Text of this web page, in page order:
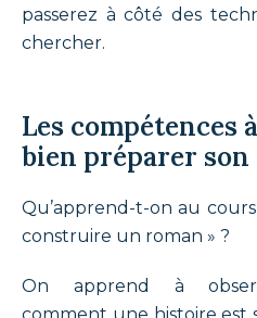
passerez à côté des
chercher.
Les compétences
bien préparer son
Qu’apprend-t-on au
construire un roman » ?
On apprend à